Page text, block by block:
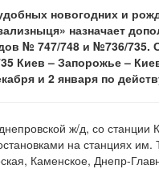
новогодних и
назначает
№ 747/748 и №736/735.
Киев – Запорожье –
и 2 января по
ж/д, со станции
на станциях
Каменское, Днепр-